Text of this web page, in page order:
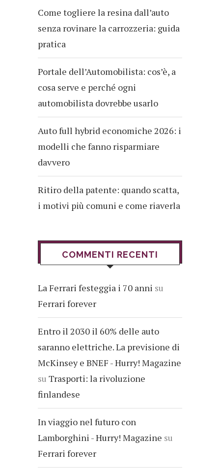
Come togliere la resina dall’auto
senza rovinare la carrozzeria: guida
pratica
Portale dell’Automobilista: cos’è, a
cosa serve e perché ogni
automobilista dovrebbe usarlo
Auto full hybrid economiche 2026: i
modelli che fanno risparmiare
davvero
Ritiro della patente: quando scatta,
i motivi più comuni e come riaverla
COMMENTI RECENTI
La Ferrari festeggia i 70 anni su
Ferrari forever
Entro il 2030 il 60% delle auto
saranno elettriche. La previsione di
McKinsey e BNEF - Hurry! Magazine
su Trasporti: la rivoluzione
finlandese
In viaggio nel futuro con
Lamborghini - Hurry! Magazine su
Ferrari forever